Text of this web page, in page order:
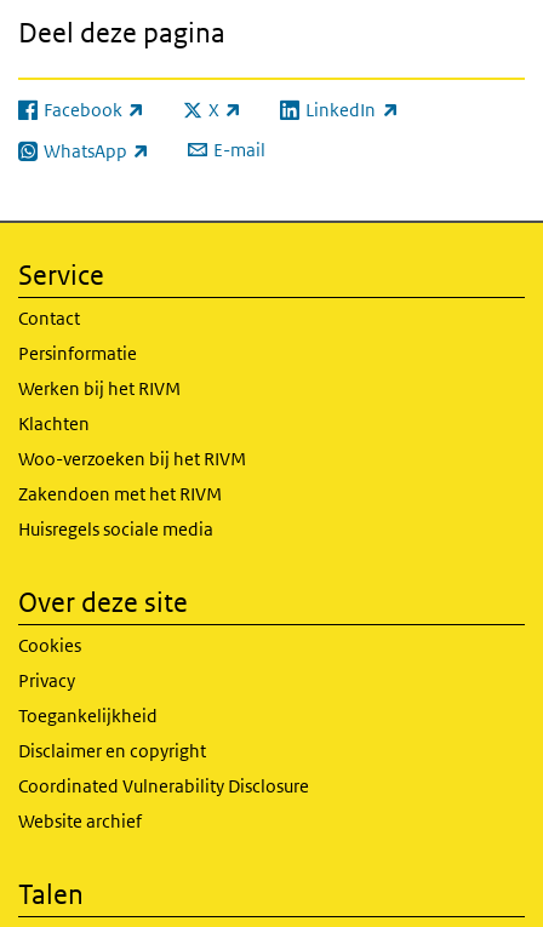
Deel deze pagina
Facebook
(externe link) X
(externe link) LinkedIn
(externe link)
WhatsApp
(externe link) E-mail
Service
Contact
Persinformatie
Werken bij het RIVM
Klachten
Woo-verzoeken bij het RIVM
Zakendoen met het RIVM
Huisregels sociale media
Over deze site
Cookies
Privacy
Toegankelijkheid
Disclaimer en copyright
Coordinated Vulnerability Disclosure
Website archief
Talen